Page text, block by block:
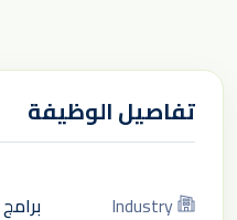
تفاصيل الوظيفة
Industry